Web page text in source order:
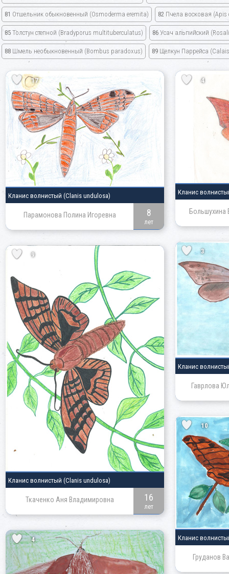
81 Отшельник обыкновенный (Osmoderma eremita) 82 Пчела восковая (Apis
85 Толстун степной (Bradyporus multituberculatus) 86 Усач альпийский
88 Шмель необыкновенный (Bombus paradoxus) 89 Щелкун Паррейса
17
Кланис волнистый (Clanis undulosa)
Парамонова Полина Игоревна 8
лет
4
Кланис
Большухина
3
Кланис
Гаврлова
9
Кланис волнистый (Clanis undulosa)
Ткаченко Аня Владимировна 16
лет
10
Кланис
Груданов
4